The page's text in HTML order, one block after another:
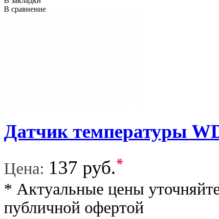
В сравнение
Датчик температуры
Цена: 137 руб.*
* Актуальные цены
публичной офертой